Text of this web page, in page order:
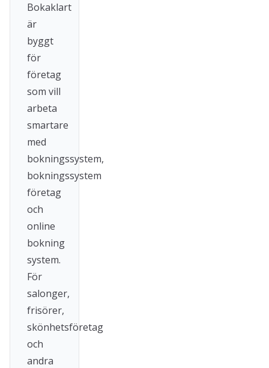
Bokaklart
är
byggt
för
företag
som vill
arbeta
smartare
med
bokningssystem,
bokningssystem
företag
och
online
bokning
system.
För
salonger,
frisörer,
skönhetsföretag
och
andra